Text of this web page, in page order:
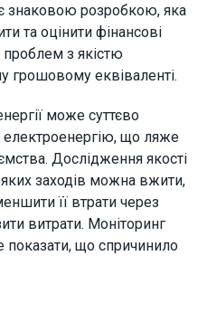
є знаковою розробкою, яка
та оцінити фінансові
проблем з якістю
грошовому еквіваленті.
може суттєво
електроенергію, що ляже
Дослідження якості
заходів можна вжити,
її втрати через
витрати. Моніторинг
показати, що спричинило